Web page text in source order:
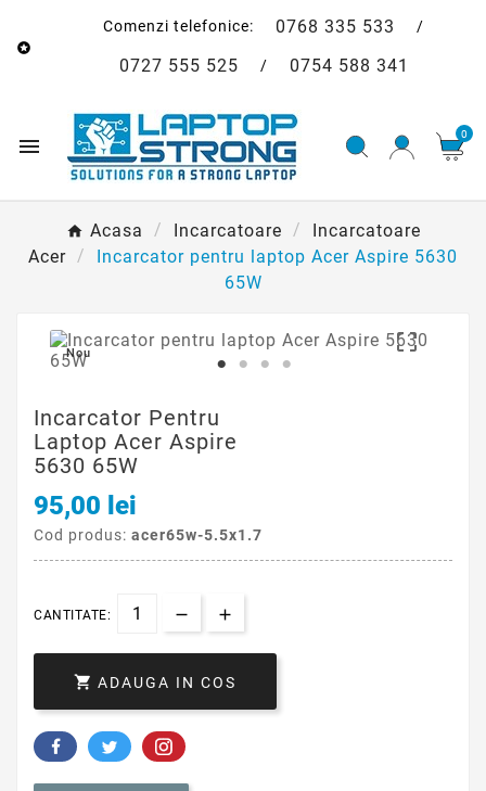

Comenzi telefonice: 0768 335 533
0727 555 525 / 0754 588 341
 0
Acasa Incarcatoare
Incarcatoare
Acer
Incarcator pentru laptop Acer Aspire 5630
65W
Nou 
Incarcator Pentru
Laptop Acer Aspire
5630 65W
95,00 lei
Cod produs: acer65w-5.5x1.7
CANTITATE:
 ADAUGA IN COS